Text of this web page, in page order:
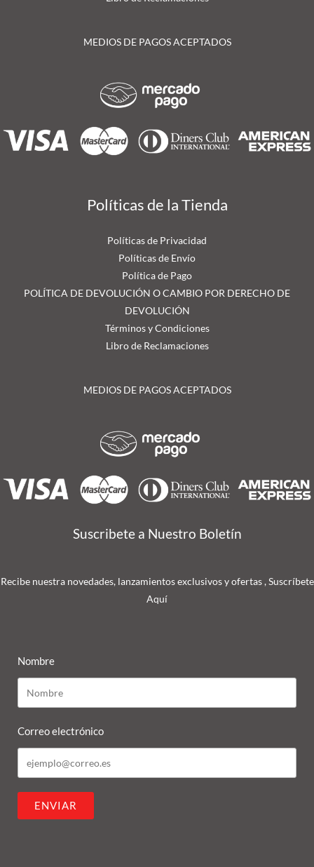
MEDIOS DE PAGOS ACEPTADOS
Políticas de la Tienda
Políticas de Privacidad
Políticas de Envío
Política de Pago
POLÍTICA DE DEVOLUCIÓN O CAMBIO POR DERECHO DE
DEVOLUCIÓN
Términos y Condiciones
Libro de Reclamaciones
MEDIOS DE PAGOS ACEPTADOS
Suscribete a Nuestro Boletín
Recibe nuestra novedades, lanzamientos exclusivos y ofertas , Suscríbete
Aquí
Nombre
Correo electrónico
ENVIAR